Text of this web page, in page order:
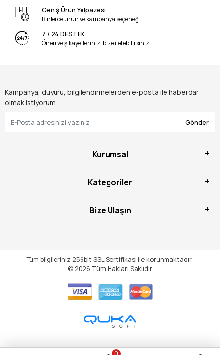
Geniş Ürün Yelpazesi
Binlerce ürün ve kampanya seçeneği
7 / 24 DESTEK
Öneri ve şikayetlerinizi bize iletebilirsiniz.
Kampanya, duyuru, bilgilendirmelerden e-posta ile haberdar
olmak istiyorum.
Gönder
Kurumsal
Kategoriler
Bize Ulaşın
Tüm bilgileriniz 256bit SSL Sertifikası ile korunmaktadır.
© 2026 Tüm Hakları Saklıdır